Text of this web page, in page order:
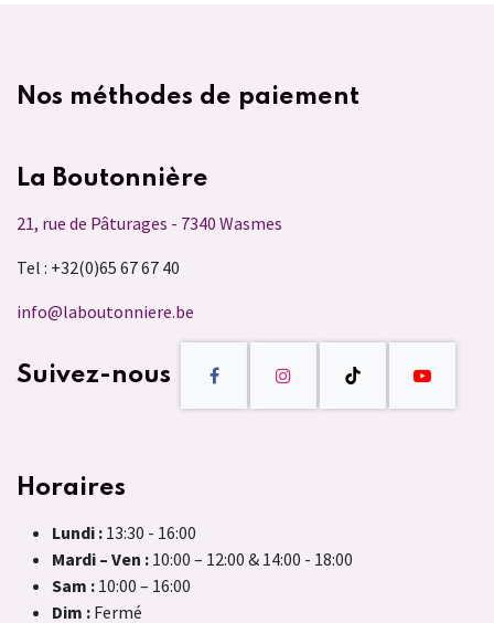
Nos méthodes de paiement
La Boutonnière
21, rue de Pâturages - 7340 Wasmes
Tel : +32(0)65 67 67 40
info@laboutonniere.be
Suivez-nous
Horaires
Lundi : 13:30 - 16:00
Mardi – Ven : 10:00 – 12:00 & 14:00 - 18:00
Sam : 10:00 – 16:00
Dim : Fermé